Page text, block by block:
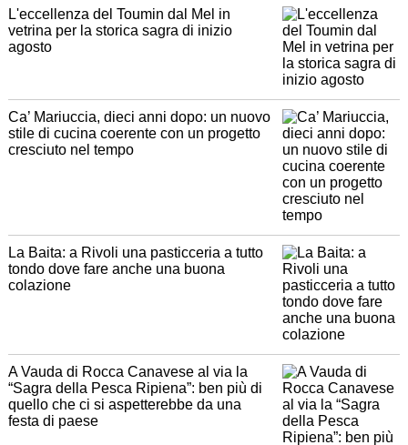
L'eccellenza del Toumin dal Mel in
vetrina per la storica sagra di inizio
agosto
Ca’ Mariuccia, dieci anni dopo: un nuovo
stile di cucina coerente con un progetto
cresciuto nel tempo
La Baita: a Rivoli una pasticceria a tutto
tondo dove fare anche una buona
colazione
A Vauda di Rocca Canavese al via la
“Sagra della Pesca Ripiena”: ben più di
quello che ci si aspetterebbe da una
festa di paese